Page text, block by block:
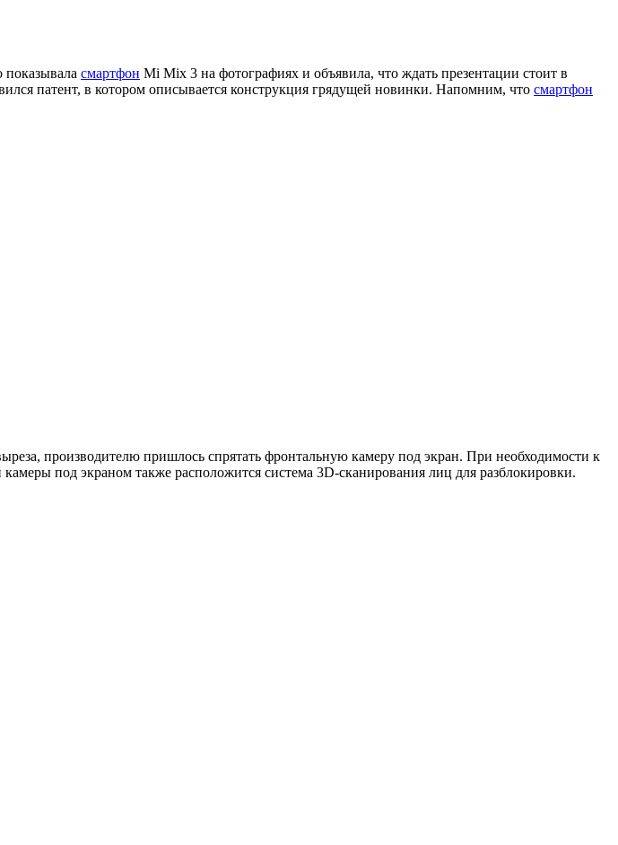
показывала смартфон Mi Mix 3 на фотографиях и объявила, что ждать презентации стоит в
патент, в котором описывается конструкция грядущей новинки. Напомним, что смартфон
производителю пришлось спрятать фронтальную камеру под экран. При необходимости к
под экраном также расположится система 3D-сканирования лиц для разблокировки.